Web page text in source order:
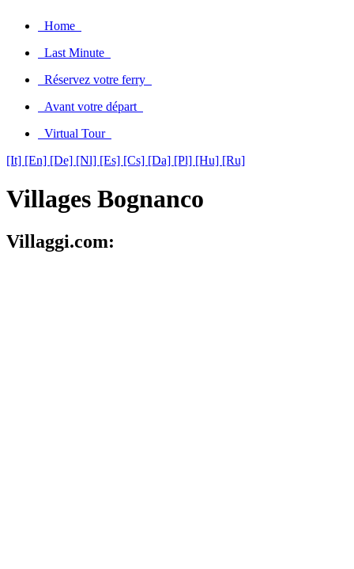
Home
Last Minute
Réservez votre ferry
Avant votre départ
Virtual Tour
[It] [En] [De] [Nl] [Es] [Cs] [Da] [Pl] [Hu] [Ru]
Villages Bognanco
Villaggi.com: